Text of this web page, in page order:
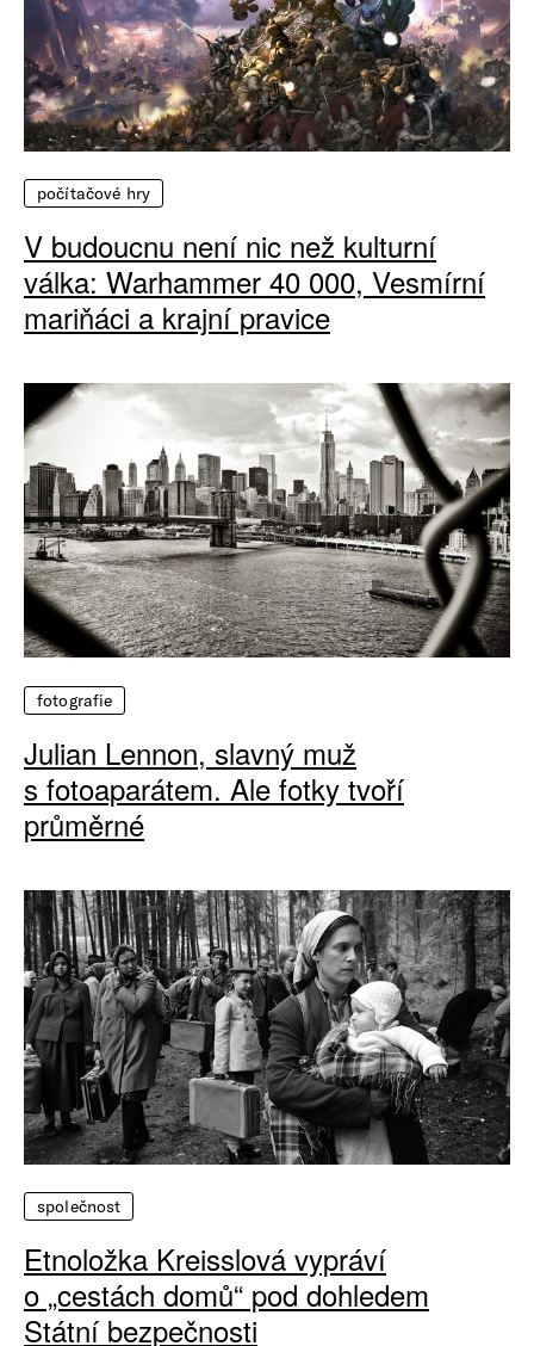
počítačové hry
V budoucnu není nic než kulturní
válka: Warhammer 40 000, Vesmírní
mariňáci a krajní pravice
fotografie
Julian Lennon, slavný muž
s fotoaparátem. Ale fotky tvoří
průměrné
společnost
Etnoložka Kreisslová vypráví
o „cestách domů“ pod dohledem
Státní bezpečnosti